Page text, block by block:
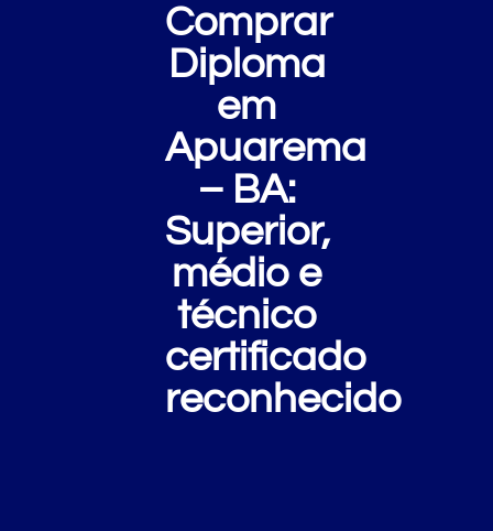
Comprar
Diploma
em
Apuarema
– BA:
Superior,
médio e
técnico
certificado
reconhecido